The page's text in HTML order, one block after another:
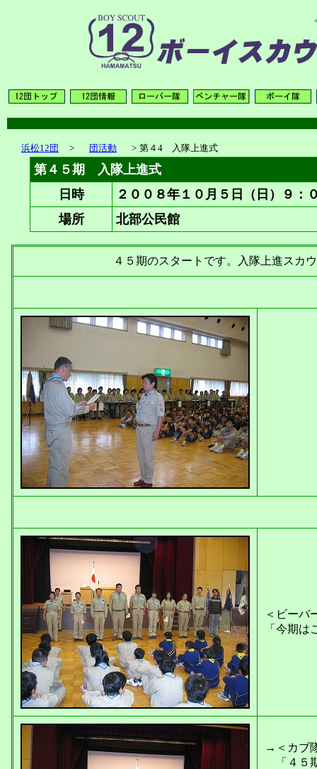
浜松12団 > 団活動 > 第４4 入隊上進式
第４５期 入隊上進式
日時
２００８年１０月５日（日）９：
場所
北部公民館
４５期のスタートです。入隊上進スカ
＜ビーバ
「今期
→＜カブ
「４５